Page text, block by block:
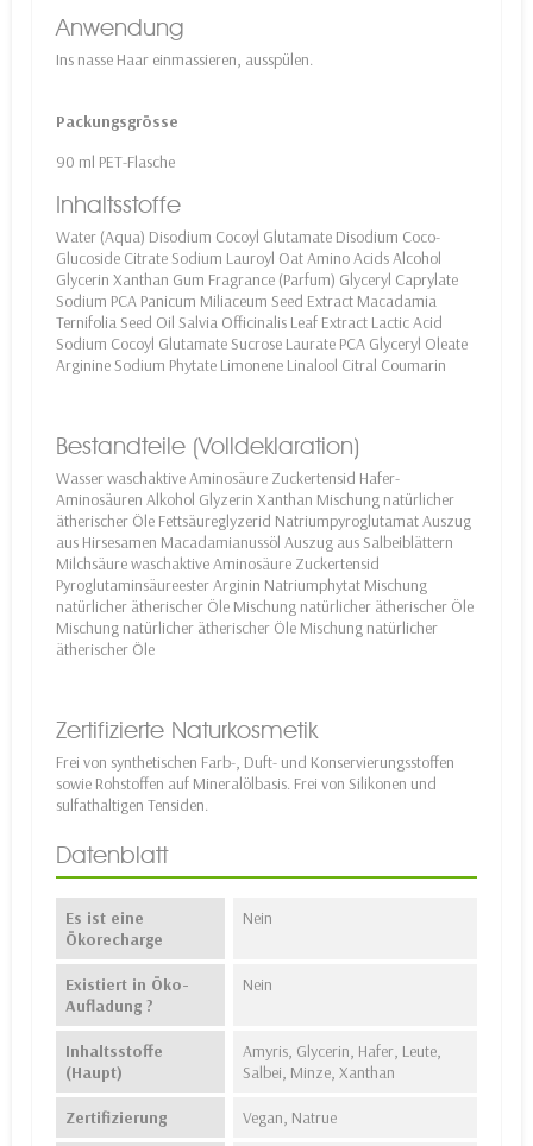
Anwendung
Ins nasse Haar einmassieren, ausspülen.
Packungsgrösse
90 ml PET-Flasche
Inhaltsstoffe
Water (Aqua) Disodium Cocoyl Glutamate Disodium Coco-
Glucoside Citrate Sodium Lauroyl Oat Amino Acids Alcohol
Glycerin Xanthan Gum Fragrance (Parfum) Glyceryl Caprylate
Sodium PCA Panicum Miliaceum Seed Extract Macadamia
Ternifolia Seed Oil Salvia Officinalis Leaf Extract Lactic Acid
Sodium Cocoyl Glutamate Sucrose Laurate PCA Glyceryl Oleate
Arginine Sodium Phytate Limonene Linalool Citral Coumarin
Bestandteile (Volldeklaration)
Wasser waschaktive Aminosäure Zuckertensid Hafer-
Aminosäuren Alkohol Glyzerin Xanthan Mischung natürlicher
ätherischer Öle Fettsäureglyzerid Natriumpyroglutamat Auszug
aus Hirsesamen Macadamianussöl Auszug aus Salbeiblättern
Milchsäure waschaktive Aminosäure Zuckertensid
Pyroglutaminsäureester Arginin Natriumphytat Mischung
natürlicher ätherischer Öle Mischung natürlicher ätherischer Öle
Mischung natürlicher ätherischer Öle Mischung natürlicher
ätherischer Öle
Zertifizierte Naturkosmetik
Frei von synthetischen Farb-, Duft- und Konservierungsstoffen
sowie Rohstoffen auf Mineralölbasis. Frei von Silikonen und
sulfathaltigen Tensiden.
Datenblatt
Es ist eine
Ökorecharge
Nein
Existiert in Öko-
Aufladung ?
Nein
Inhaltsstoffe
(Haupt)
Amyris, Glycerin, Hafer, Leute,
Salbei, Minze, Xanthan
Zertifizierung Vegan, Natrue